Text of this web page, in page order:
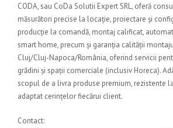
CODA, sau CoDa Solutii Expert SRL, oferă
măsurători precise la locație, proiectare și
producție la comandă, montaj calificat,
smart home, precum și garanția calității
Cluj/Cluj-Napoca/România, oferind servicii
grădini și spații comerciale (inclusiv Horeca).
scopul de a livra produse premium, rezistente
adaptat cerințelor fiecărui client.
Contact: